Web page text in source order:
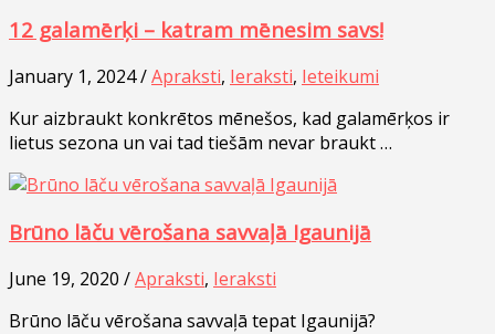
12 galamērķi – katram mēnesim savs!
January 1, 2024 /Apraksti, Ieraksti, Ieteikumi
Kur aizbraukt konkrētos mēnešos, kad galamērķos ir
lietus sezona un vai tad tiešām nevar braukt …
Brūno lāču vērošana savvaļā Igaunijā
June 19, 2020 /Apraksti, Ieraksti
Brūno lāču vērošana savvaļā tepat Igaunijā?